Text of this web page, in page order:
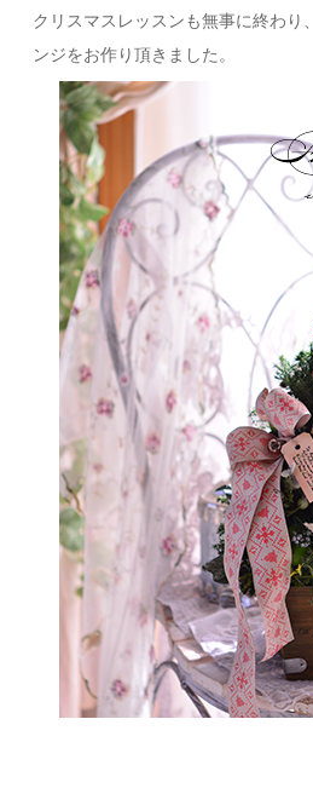
クリスマスレッスンも無事に終わり
ンジをお作り頂きました。